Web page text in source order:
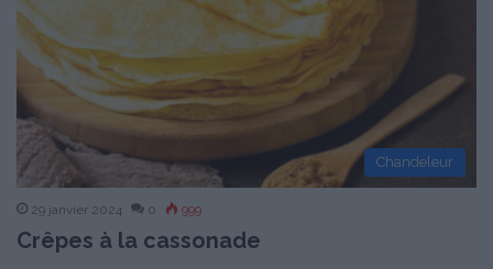
Chandeleur
29 janvier 2024 0 999
Crêpes à la cassonade